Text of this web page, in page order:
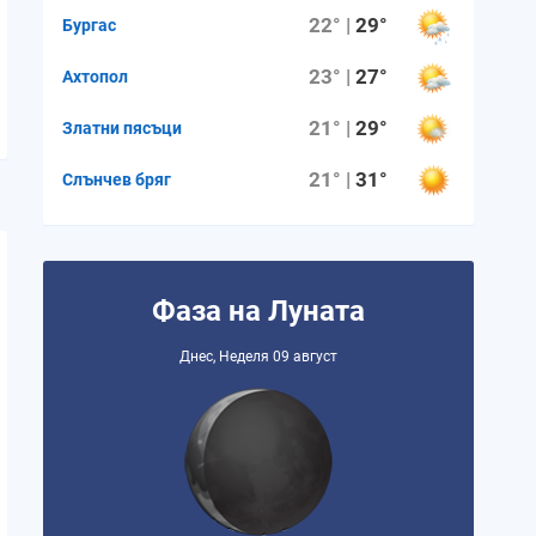
Бургас 22° |29°
Ахтопол 23° |27°
Златни пясъци 21° |29°
Слънчев бряг 21° |31°
Фаза на Луната
Днес, Неделя 09 август